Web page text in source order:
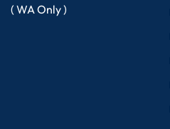
( WA Only )